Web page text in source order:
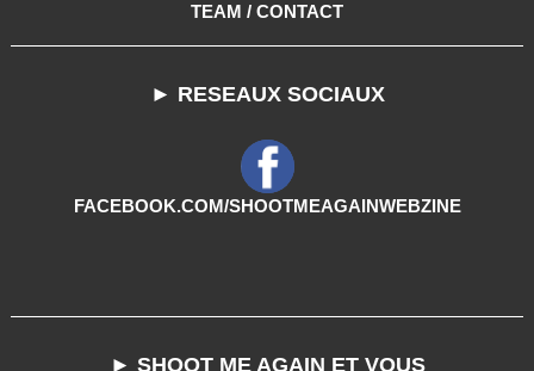
TEAM / CONTACT
► RESEAUX SOCIAUX
FACEBOOK.COM/SHOOTMEAGAINWEBZINE
► SHOOT ME AGAIN ET VOUS